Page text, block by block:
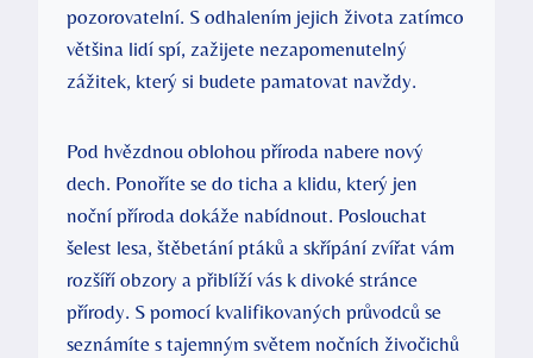
pozorovatelní. S odhalením jejich života zatímco
většina lidí spí, zažijete nezapomenutelný
zážitek, který si budete pamatovat navždy.
Pod hvězdnou oblohou příroda nabere nový
dech. Ponoříte se do ticha a klidu, který jen
noční příroda dokáže nabídnout. Poslouchat
šelest lesa, štěbetání ptáků a skřípání zvířat vám
rozšíří obzory a přiblíží vás k divoké stránce
přírody. S pomocí kvalifikovaných průvodců se
seznámíte s tajemným světem nočních živočichů